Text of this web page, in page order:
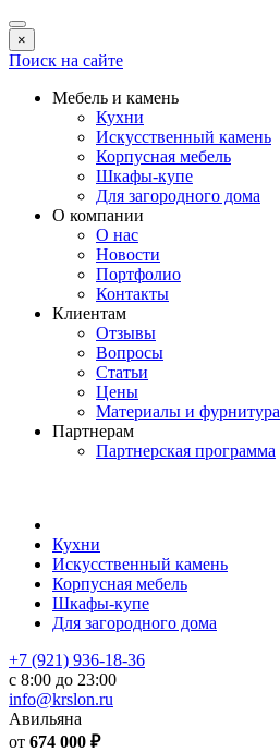
×
Поиск на сайте
Мебель и камень
Кухни
Искусственный камень
Корпусная мебель
Шкафы-купе
Для загородного дома
О компании
О нас
Новости
Портфолио
Контакты
Клиентам
Отзывы
Вопросы
Статьи
Цены
Материалы и фурнитура
Партнерам
Партнерская программа
Кухни
Искусственный камень
Корпусная мебель
Шкафы-купе
Для загородного дома
+7 (921) 936-18-36
с 8:00 до 23:00
info@krslon.ru
Авильяна
от 674 000 ₽